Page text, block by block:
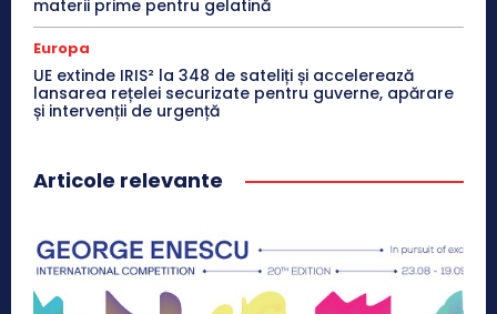
materii prime pentru gelatină
Europa
UE extinde IRIS² la 348 de sateliți și accelerează
lansarea rețelei securizate pentru guverne, apărare
și intervenții de urgență
Articole relevante